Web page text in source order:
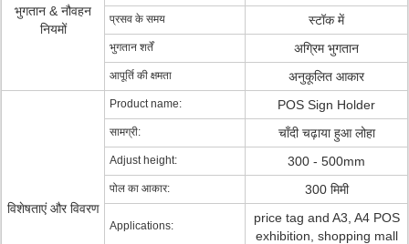
भुगतान & नौवहन
नियमों
प्रसव के समय स्टॉक में
भुगतान शर्तें अग्रिम भुगतान
आपूर्ति की क्षमता अनुकूलित आकार
विशेषताएं और विवरण
Product name: POS Sign Holder
सामग्री: चाँदी चढ़ाया हुआ लोहा
Adjust height: 300 - 500mm
पोल का आकार: 300 मिमी
Applications:
price tag and A3, A4 POS
exhibition, shopping mall